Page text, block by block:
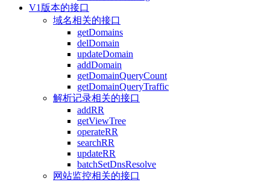
V1版本的接口
域名相关的接口
getDomains
delDomain
updateDomain
addDomain
getDomainQueryCount
getDomainQueryTraffic
解析记录相关的接口
addRR
getViewTree
operateRR
searchRR
updateRR
batchSetDnsResolve
网站监控相关的接口